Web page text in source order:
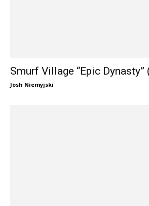
Smurf Village “Epic Dynasty”
Josh Niemyjski